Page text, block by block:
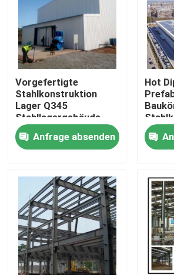
Zu Hause
Über uns
Werksbesichtigung
Vorgefertigte
Stahlkonstruktion
Lager Q345
Stahllagergebäude
Anfrage absenden
Hot